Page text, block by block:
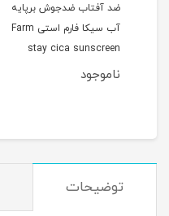
ضد آفتاب ضدجوش برپایه
آب سیکا فارم استی Farm
stay cica sunscreen
cream | اصل
ناموجود
توضیحات